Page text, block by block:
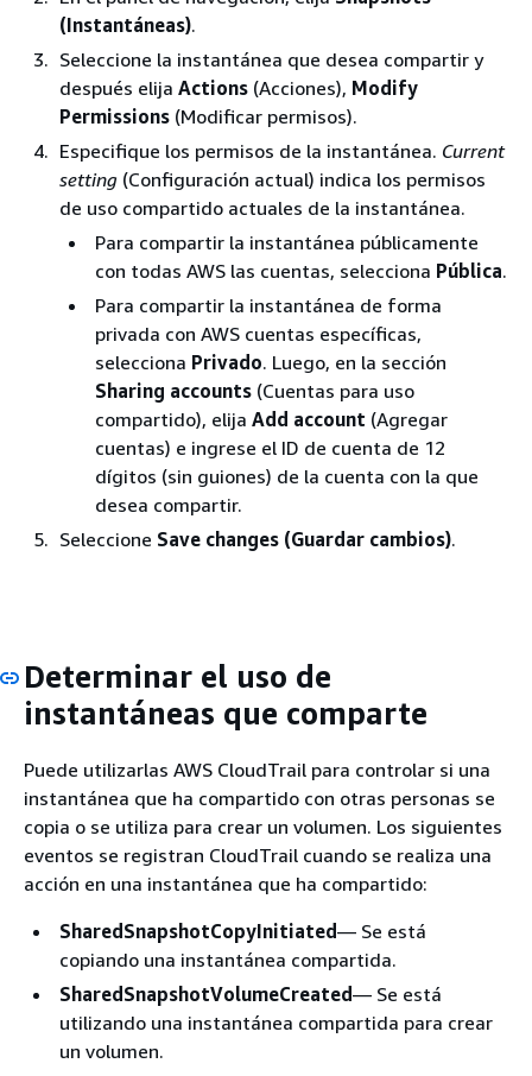
(Instantáneas).
Seleccione la instantánea que desea compartir y
después elija Actions (Acciones), Modify
Permissions (Modificar permisos).
Especifique los permisos de la instantánea. Current
setting (Configuración actual) indica los permisos
de uso compartido actuales de la instantánea.
Para compartir la instantánea públicamente
con todas AWS las cuentas, selecciona Pública.
Para compartir la instantánea de forma
privada con AWS cuentas específicas,
selecciona Privado. Luego, en la sección
Sharing accounts (Cuentas para uso
compartido), elija Add account (Agregar
cuentas) e ingrese el ID de cuenta de 12
dígitos (sin guiones) de la cuenta con la que
desea compartir.
Seleccione Save changes (Guardar cambios).
Determinar el uso de
instantáneas que comparte
Puede utilizarlas AWS CloudTrail para controlar si una
instantánea que ha compartido con otras personas se
copia o se utiliza para crear un volumen. Los siguientes
eventos se registran CloudTrail cuando se realiza una
acción en una instantánea que ha compartido:
SharedSnapshotCopyInitiated— Se está
copiando una instantánea compartida.
SharedSnapshotVolumeCreated— Se está
utilizando una instantánea compartida para crear
un volumen.